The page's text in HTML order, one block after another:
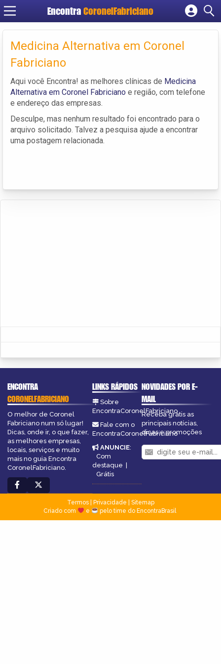
Encontra CoronelFabriciano
Cadastrar empresa
Criar conta
Medicina Alternativa em Coronel
Fabriciano
Aqui você Encontra! as melhores clínicas de Medicina
Alternativa em Coronel Fabriciano e região, com telefone
e endereço das empresas.
Desculpe, mas nenhum resultado foi encontrado para o
arquivo solicitado. Talvez a pesquisa ajude a encontrar
uma postagem relacionada.
ENCONTRA
CORONELFABRICIANO
O melhor de Coronel
Fabriciano num só lugar!
Dicas, onde ir, o que fazer,
as melhores empresas,
locais, serviços e muito
mais no guia Encontra
CoronelFabriciano.
LINKS RÁPIDOS
Sobre
EncontraCoronelFabriciano
Fale com o
EncontraCoronelFabriciano
ANUNCIE:
Com
destaque |
Grátis
NOVIDADES POR E-
MAIL
Receba grátis as
principais notícias,
dicas e promoções
Termos| Privacidade
Sitemap
Criado com
e pelo time do EncontraBrasil